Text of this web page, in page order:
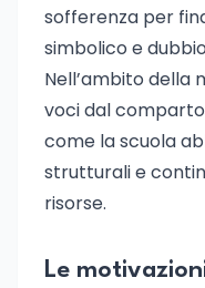
sofferenza per
simbolico e
Nell’ambito della
voci dal
come la scuola
strutturali e
risorse.
Le